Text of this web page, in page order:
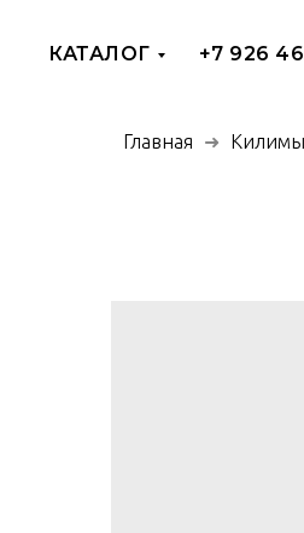
КАТАЛОГ +7 926
Главная Килимы